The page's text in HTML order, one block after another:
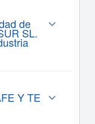
de
SL.
Y TE